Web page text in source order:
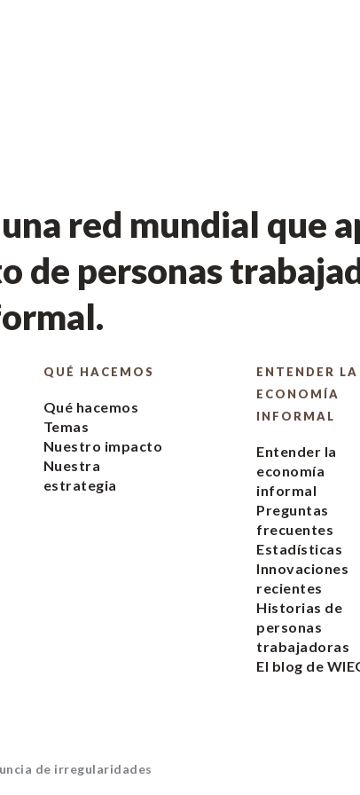
red mundial que
de personas
QUÉ HACEMOS
Qué hacemos
Temas
Nuestro impacto
Nuestra
estrategia
ENTENDER LA
ECONOMÍA
INFORMAL
Entender la
economía
informal
Preguntas
frecuentes
Estadísticas
Innovaciones
recientes
Historias de
personas
trabajadoras
El blog de
de irregularidades